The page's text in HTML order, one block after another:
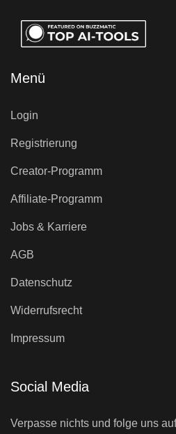
Menü
Login
Registrierung
Creator-Programm
Affiliate-Programm
Jobs & Karriere
AGB
Datenschutz
Widerrufsrecht
Impressum
Social Media
Verpasse nichts und folge uns